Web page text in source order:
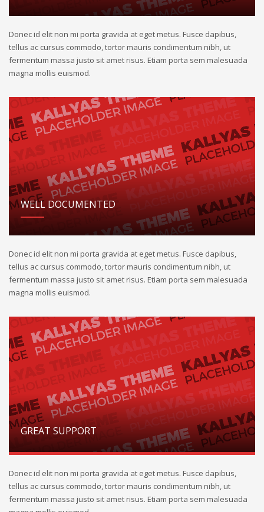
Donec id elit non mi porta gravida at eget metus. Fusce dapibus,
tellus ac cursus commodo, tortor mauris condimentum nibh, ut
fermentum massa justo sit amet risus. Etiam porta sem malesuada
magna mollis euismod.
WELL DOCUMENTED
Donec id elit non mi porta gravida at eget metus. Fusce dapibus,
tellus ac cursus commodo, tortor mauris condimentum nibh, ut
fermentum massa justo sit amet risus. Etiam porta sem malesuada
magna mollis euismod.
GREAT SUPPORT
Donec id elit non mi porta gravida at eget metus. Fusce dapibus,
tellus ac cursus commodo, tortor mauris condimentum nibh, ut
fermentum massa justo sit amet risus. Etiam porta sem malesuada